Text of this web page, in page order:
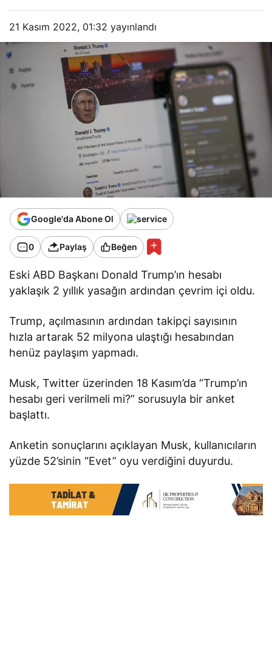
21 Kasım 2022, 01:32 yayınlandı
Google'da Abone Ol
0 Paylaş Beğen
Eski ABD Başkanı Donald Trump’ın hesabı
yaklaşık 2 yıllık yasağın ardından çevrim içi oldu.
Trump, açılmasının ardından takipçi sayısının
hızla artarak 52 milyona ulaştığı hesabından
henüz paylaşım yapmadı.
Musk, Twitter üzerinden 18 Kasım’da “Trump’ın
hesabı geri verilmeli mi?” sorusuyla bir anket
başlattı.
Anketin sonuçlarını açıklayan Musk, kullanıcıların
yüzde 52’sinin “Evet” oyu verdiğini duyurdu.